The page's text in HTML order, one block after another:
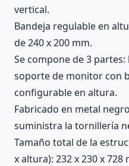
vertical.
Bandeja regulable en
de 240 x 200 mm.
Se compone de 3
soporte de monitor con
configurable en altura.
Fabricado en metal
suministra la tornillería
Tamaño total de la
x altura): 232 x 230 x 728